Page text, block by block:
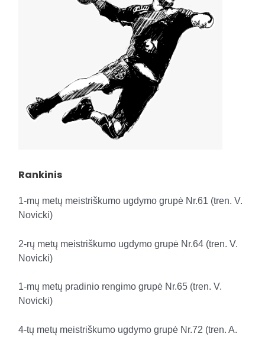
Rankinis
1-mų metų meistriškumo ugdymo grupė Nr.61 (tren. V.
Novicki)
2-rų metų meistriškumo ugdymo grupė Nr.64 (tren. V.
Novicki)
1-mų metų pradinio rengimo grupė Nr.65 (tren. V.
Novicki)
4-tų metų meistriškumo ugdymo grupė Nr.72 (tren. A.